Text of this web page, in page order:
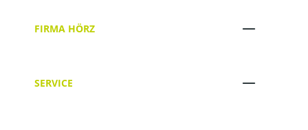
FIRMA HÖRZ
SERVICE